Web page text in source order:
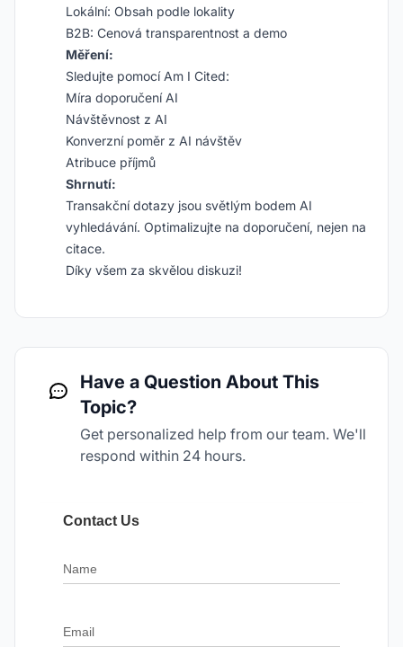
Lokální: Obsah podle lokality
B2B: Cenová transparentnost a demo
Měření:
Sledujte pomocí Am I Cited:
Míra doporučení AI
Návštěvnost z AI
Konverzní poměr z AI návštěv
Atribuce příjmů
Shrnutí:
Transakční dotazy jsou světlým bodem AI
vyhledávání. Optimalizujte na doporučení, nejen na
citace.
Díky všem za skvělou diskuzi!
Have a Question About This
Topic?
Get personalized help from our team. We'll
respond within 24 hours.